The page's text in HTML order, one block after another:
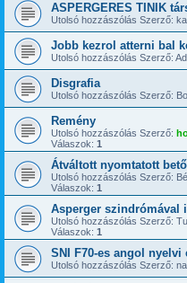
ASPERGERES TINIK
Utolsó hozzászólás Szerző:
Jobb kezrol atterni bal
Utolsó hozzászólás Szerző:
Disgrafia
Utolsó hozzászólás Szerző:
Remény
Utolsó hozzászólás Szerző:
Válaszok: 1
Átváltott nyomtatott
Utolsó hozzászólás Szerző:
Válaszok: 1
Asperger szindrómával
Utolsó hozzászólás Szerző:
Válaszok: 1
SNI F70-es angol nyelvi
Utolsó hozzászólás Szerző: